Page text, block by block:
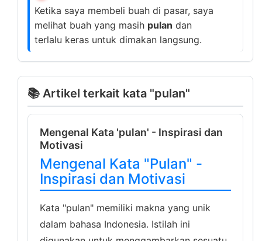
Ketika saya membeli buah di pasar, saya
melihat buah yang masih pulan dan
terlalu keras untuk dimakan langsung.
📚 Artikel terkait kata "pulan"
Mengenal Kata 'pulan' - Inspirasi dan
Motivasi
Mengenal Kata "Pulan" -
Inspirasi dan Motivasi
Kata "pulan" memiliki makna yang unik
dalam bahasa Indonesia. Istilah ini